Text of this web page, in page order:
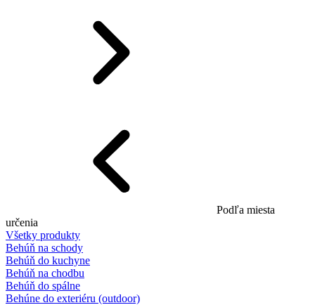
Podľa miesta
určenia
Všetky produkty
Behúň na schody
Behúň do kuchyne
Behúň na chodbu
Behúň do spálne
Behúne do exteriéru (outdoor)